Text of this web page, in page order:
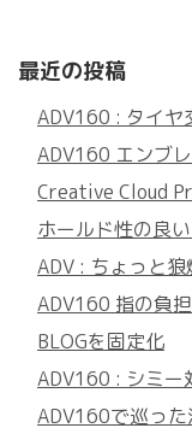
最近の投稿
ADV160 : タイヤ
ADV160 エンブ
Creative Cloud
ホールド性の良
ADV : ちょっと
ADV160 指の負
BLOGを固定化
ADV160 : シミー
ADV160で巡った